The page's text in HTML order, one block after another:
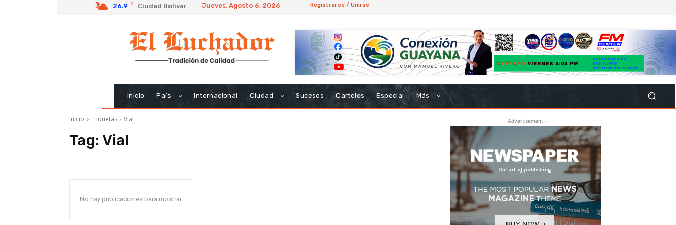
26.9 C Ciudad Bolivar Jueves, Agosto 6, 2026 Registrarse / Unirse
Inicio País Internacional Ciudad Sucesos Carteles Especial Más
Inicio Etiquetas Vial
Tag: Vial
No hay publicaciones para mostrar
- Advertisement -